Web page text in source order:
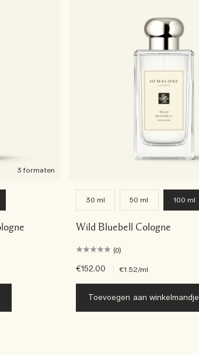
3 formaten
30 ml 50 ml 100 ml
Wild Bluebell Cologne
(0)
€152.00 €1.52/ml
Toevoegen aan winkelmandje